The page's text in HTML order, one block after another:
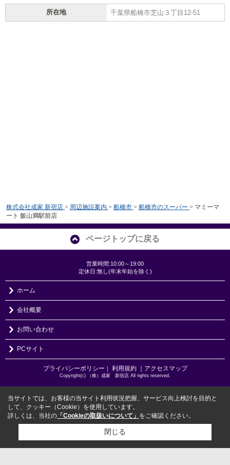
所在地 千葉県船橋市芝山３丁目12-51
株式会社成家 新宿店 > 周辺施設案内 > 船橋市 > 船橋市のスーパー > マミーマ
ート 飯山満駅前店
ページトップに戻る
営業時間:10:00～19:00
定休日:無し(年末年始を除く)
ホーム
会社概要
お問い合わせ
PCサイト
プライバシーポリシー ｜ 利用規約 ｜アクセスマップ
Copyright(c) （株）成家 新宿店 All rights reserved.
当サイトでは、お客様の当サイト利用状況把握、サービス向上検討を目的と
して、クッキー（Cookie）を使用しています。
詳しくは、当社の 「Cookieの取扱いについて」 をご確認ください。
閉じる